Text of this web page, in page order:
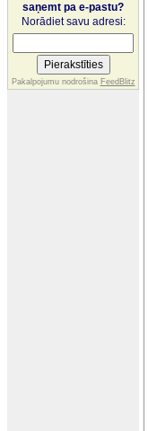
saņemt pa e-pastu?
Norādiet savu adresi:
Pakalpojumu nodrošina FeedBlitz